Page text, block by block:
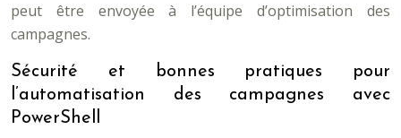
peut être envoyée à l’équipe d’optimisation des
campagnes.
Sécurité et bonnes pratiques pour
l’automatisation des campagnes avec
PowerShell